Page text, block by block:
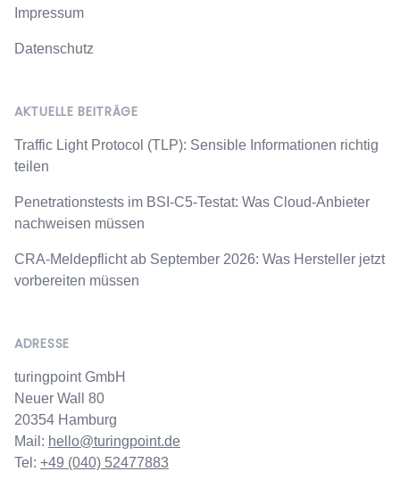
Impressum
Datenschutz
AKTUELLE BEITRÄGE
Traffic Light Protocol (TLP): Sensible Informationen richtig
teilen
Penetrationstests im BSI-C5-Testat: Was Cloud-Anbieter
nachweisen müssen
CRA-Meldepflicht ab September 2026: Was Hersteller jetzt
vorbereiten müssen
ADRESSE
turingpoint GmbH
Neuer Wall 80
20354 Hamburg
Mail: hello@turingpoint.de
Tel: +49 (040) 52477883